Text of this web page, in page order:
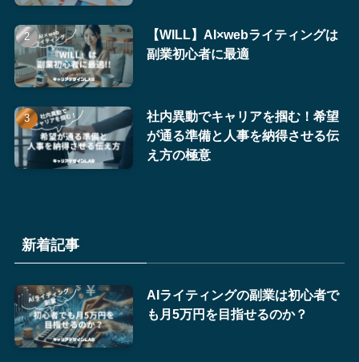
【WILL】AI×webライティングは
副業初心者に最適
社内異動でキャリアを掴む！希望
が通る準備と人事を納得させる伝
え方の極意
新着記事
AIライティングの副業は初心者で
も月5万円を目指せるのか？